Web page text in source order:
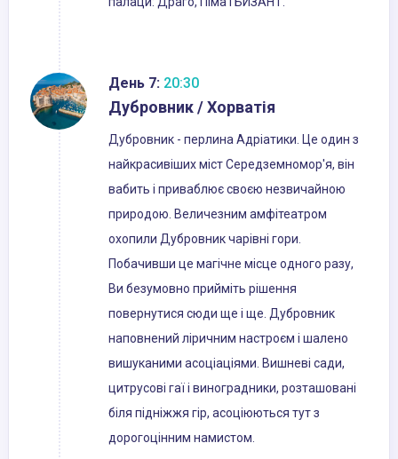
День 7: 20:30
Дубровник / Хорватія
Дубровник - перлина Адріатики. Це один з
найкрасивіших міст Середземномор'я, він
вабить і приваблює своєю незвичайною
природою. Величезним амфітеатром
охопили Дубровник чарівні гори.
Побачивши це магічне місце одного разу,
Ви безумовно прийміть рішення
повернутися сюди ще і ще. Дубровник
наповнений ліричним настроєм і шалено
вишуканими асоціаціями. Вишневі сади,
цитрусові гаї і виноградники, розташовані
біля підніжжя гір, асоціюються тут з
дорогоцінним намистом.